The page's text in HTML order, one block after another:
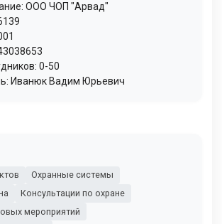
ООО ЧОП "Арвад"
0-50
Иванюк Вадим Юрьевич
Охранные системы
Консультации по охране
мероприятий